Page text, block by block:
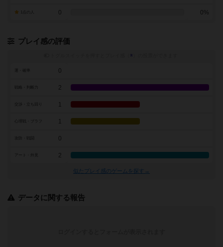
0 0%
プレイ感の評価
※
0
2
交渉・立ち回り 1
1
0
アート・外見 2
似たプレイ感のゲームを探す→
データに関する報告